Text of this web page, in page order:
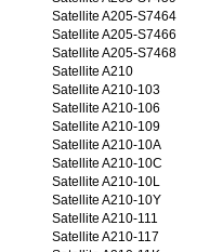
Satellite A205-S7464
Satellite A205-S7466
Satellite A205-S7468
Satellite A210
Satellite A210-103
Satellite A210-106
Satellite A210-109
Satellite A210-10A
Satellite A210-10C
Satellite A210-10L
Satellite A210-10Y
Satellite A210-111
Satellite A210-117